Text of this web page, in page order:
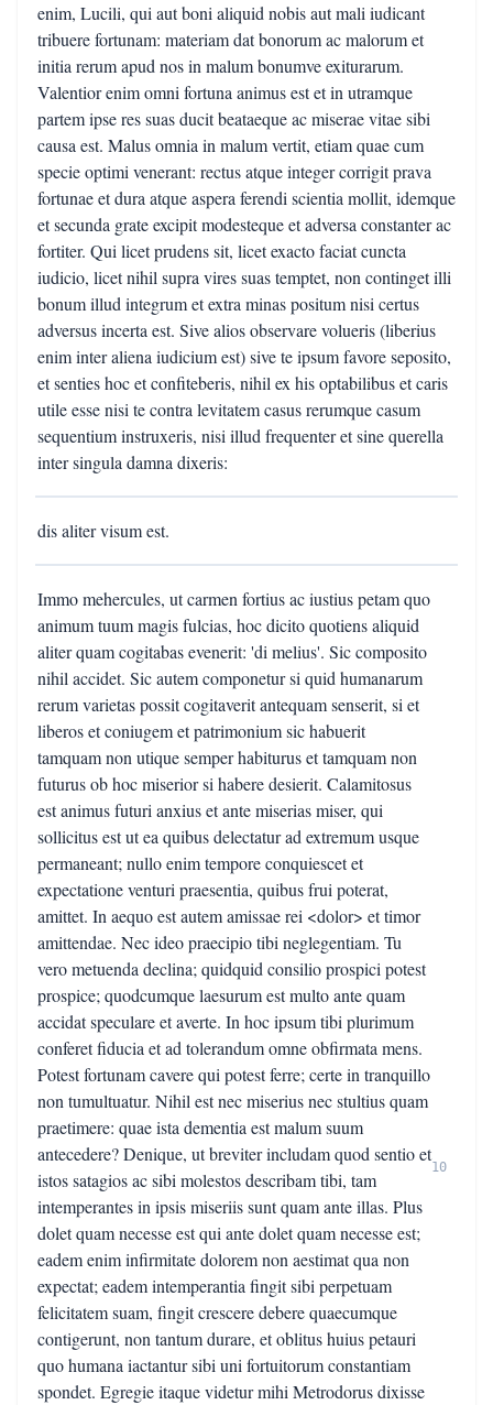
enim, Lucili, qui aut boni aliquid nobis aut mali iudicant
tribuere fortunam: materiam dat bonorum ac malorum et
initia rerum apud nos in malum bonumve exiturarum.
Valentior enim omni fortuna animus est et in utramque
partem ipse res suas ducit beataeque ac miserae vitae sibi
causa est. Malus omnia in malum vertit, etiam quae cum
specie optimi venerant: rectus atque integer corrigit prava
fortunae et dura atque aspera ferendi scientia mollit, idemque
et secunda grate excipit modesteque et adversa constanter ac
fortiter. Qui licet prudens sit, licet exacto faciat cuncta
iudicio, licet nihil supra vires suas temptet, non continget illi
bonum illud integrum et extra minas positum nisi certus
adversus incerta est. Sive alios observare volueris (liberius
enim inter aliena iudicium est) sive te ipsum favore seposito,
et senties hoc et confiteberis, nihil ex his optabilibus et caris
utile esse nisi te contra levitatem casus rerumque casum
sequentium instruxeris, nisi illud frequenter et sine querella
inter singula damna dixeris:
dis aliter visum est.
Immo mehercules, ut carmen fortius ac iustius petam quo
animum tuum magis fulcias, hoc dicito quotiens aliquid
aliter quam cogitabas evenerit: 'di melius'. Sic composito
nihil accidet. Sic autem componetur si quid humanarum
rerum varietas possit cogitaverit antequam senserit, si et
liberos et coniugem et patrimonium sic habuerit
tamquam non utique semper habiturus et tamquam non
futurus ob hoc miserior si habere desierit. Calamitosus
est animus futuri anxius et ante miserias miser, qui
sollicitus est ut ea quibus delectatur ad extremum usque
permaneant; nullo enim tempore conquiescet et
expectatione venturi praesentia, quibus frui poterat,
amittet. In aequo est autem amissae rei <dolor> et timor
amittendae. Nec ideo praecipio tibi neglegentiam. Tu
vero metuenda declina; quidquid consilio prospici potest
prospice; quodcumque laesurum est multo ante quam
accidat speculare et averte. In hoc ipsum tibi plurimum
conferet fiducia et ad tolerandum omne obfirmata mens.
Potest fortunam cavere qui potest ferre; certe in tranquillo
non tumultuatur. Nihil est nec miserius nec stultius quam
praetimere: quae ista dementia est malum suum
antecedere? Denique, ut breviter includam quod sentio et
istos satagios ac sibi molestos describam tibi, tam
intemperantes in ipsis miseriis sunt quam ante illas. Plus
dolet quam necesse est qui ante dolet quam necesse est;
eadem enim infirmitate dolorem non aestimat qua non
expectat; eadem intemperantia fingit sibi perpetuam
felicitatem suam, fingit crescere debere quaecumque
contigerunt, non tantum durare, et oblitus huius petauri
quo humana iactantur sibi uni fortuitorum constantiam
spondet. Egregie itaque videtur mihi Metrodorus dixisse
10